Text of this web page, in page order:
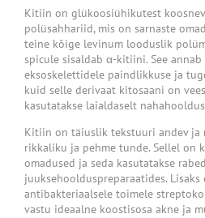
Kitiin on glükoosiühikutest
polüsahhariid, mis on sarnaste
teine ​​kõige levinum looduslik
spicule sisaldab α-kitiini. See
eksoskelettidele paindlikkuse ja
kuid selle derivaat kitosaani on
kasutatakse laialdaselt
Kitiin on täiuslik tekstuuri andev ja
rikkaliku ja pehme tunde. Sellel on
omadused ja seda kasutatakse
juuksehoolduspreparaatides.
antibakteriaalsele toimele
vastu ideaalne koostisosa akne ja